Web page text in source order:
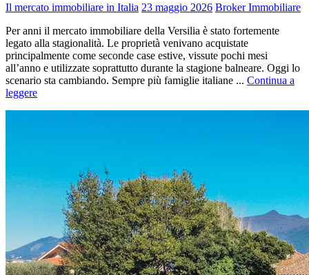
Il mercato immobiliare in Italia 23 maggio 2026 Broker Immobiliare
Per anni il mercato immobiliare della Versilia è stato fortemente
legato alla stagionalità. Le proprietà venivano acquistate
principalmente come seconde case estive, vissute pochi mesi
all’anno e utilizzate soprattutto durante la stagione balneare. Oggi lo
scenario sta cambiando. Sempre più famiglie italiane ... Continua a
leggere